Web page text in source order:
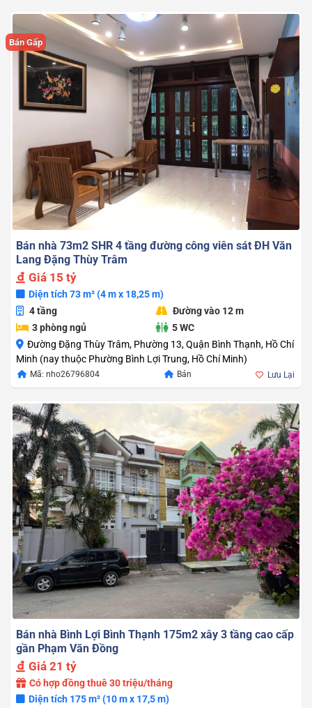
Bán Gấp
Bán nhà 73m2 SHR 4 tầng đường công viên sát ĐH Văn
Lang Đặng Thùy Trâm
Giá 15 tỷ
Diện tích 73 m² (4 m x 18,25 m)
4 tầng
Đường vào 12 m
3 phòng ngủ
5 WC
Đường Đặng Thùy Trâm, Phường 13, Quận Bình Thạnh, Hồ Chí
Minh (nay thuộc Phường Bình Lợi Trung, Hồ Chí Minh)
Mã: nho26796804 Bán Lưu Lại
Bán nhà Bình Lợi Bình Thạnh 175m2 xây 3 tầng cao cấp
gần Phạm Văn Đồng
Giá 21 tỷ
Có hợp đồng thuê 30 triệu/tháng
Diện tích 175 m² (10 m x 17,5 m)